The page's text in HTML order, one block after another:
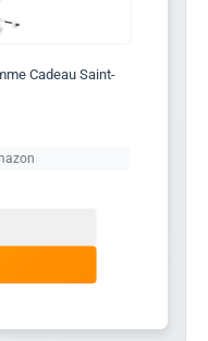
Cadeau Saint-